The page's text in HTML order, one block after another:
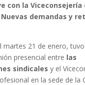
con la Viceconsejería
demandas y
martes 21 de enero,
presencial entre las
sindicales y el
en la sede de la